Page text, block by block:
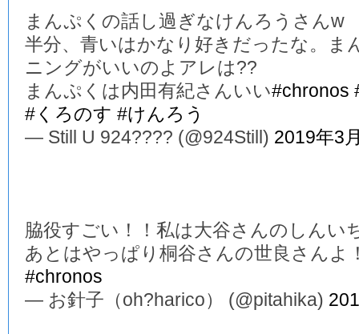
まんぷくの話し過ぎなけんろうさんw
半分、青いはかなり好きだったな。ま
ニングがいいのよアレは??
まんぷくは内田有紀さんいい#chronos
#くろのす #けんろう
— Still U 924???? (@924Still) 2019年3
脇役すごい！！私は大谷さんのしんい
あとはやっぱり桐谷さんの世良さんよ
#chronos
— お針子（oh?harico） (@pitahika)